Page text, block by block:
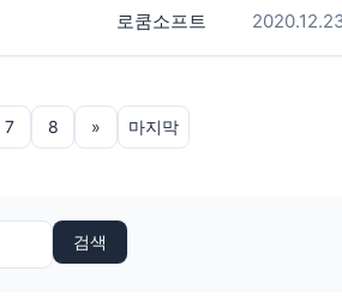
로쿰소프트
7 8 » 마지막
검색